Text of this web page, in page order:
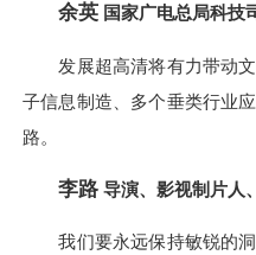
余英 国家广电总局科技
发展超高清将有力带动文
子信息制造、多个垂类行业
路。
李路 导演、影视制片人
我们要永远保持敏锐的洞